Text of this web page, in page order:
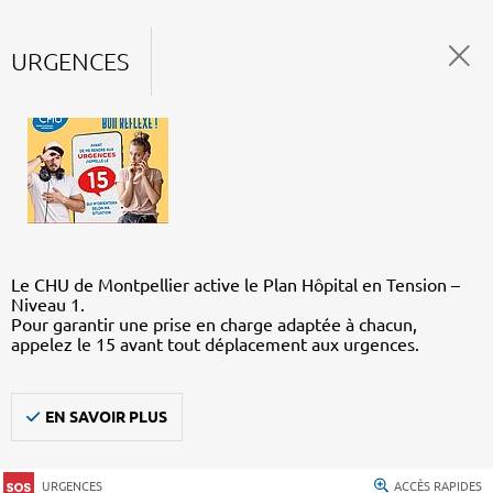
URGENCES
Le CHU de Montpellier active le Plan Hôpital en Tension –
Niveau 1.
Pour garantir une prise en charge adaptée à chacun,
appelez le 15 avant tout déplacement aux urgences.
EN SAVOIR PLUS
URGENCES ACCÈS RAPIDES